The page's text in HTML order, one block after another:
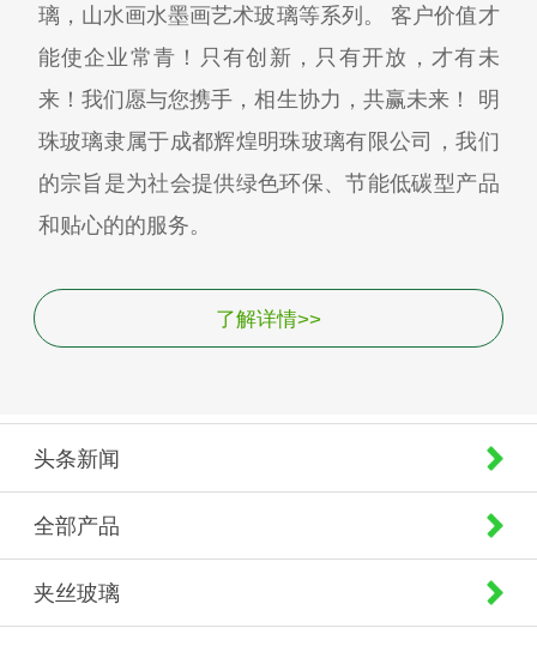
璃，山水画水墨画艺术玻璃等系列。 客户价值才
能使企业常青！只有创新，只有开放，才有未
来！我们愿与您携手，相生协力，共赢未来！ 明
珠玻璃隶属于成都辉煌明珠玻璃有限公司，我们
的宗旨是为社会提供绿色环保、节能低碳型产品
和贴心的的服务。
了解详情>>
头条新闻
全部产品
夹丝玻璃